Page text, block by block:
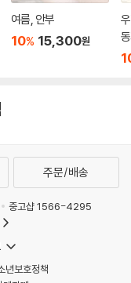
여름, 안부
10% 15,300원
주문/배송
중고샵 1566-4295
년보호정책